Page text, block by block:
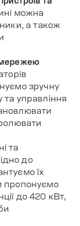
можна
, а також
зручну
управління
та
до
їх
пропонуємо
до 420 кВт,